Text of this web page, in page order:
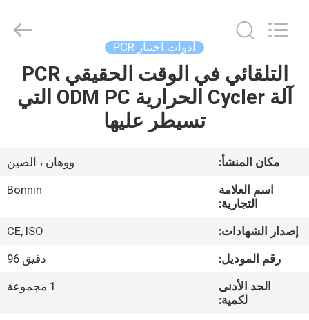
بيت
أشرطة
فيديو
معلومات
جولة
Technology
Rights
أدوات اختبار PCR
التلقائي في الوقت الحقيقي PCR
آلة Cycler الحرارية ODM PC التي
تسيطر عليها
مكان المنشأ:
ووهان ، الصين
اسم العلامة
التجارية:
Bonnin
إصدار الشهادات:
CE, ISO
رقم الموديل:
دقيق 96
الحد الأدنى
لكمية:
1 مجموعة